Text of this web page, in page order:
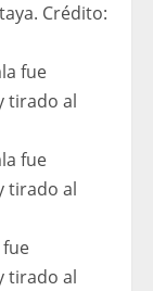
Crédito:
tirado al